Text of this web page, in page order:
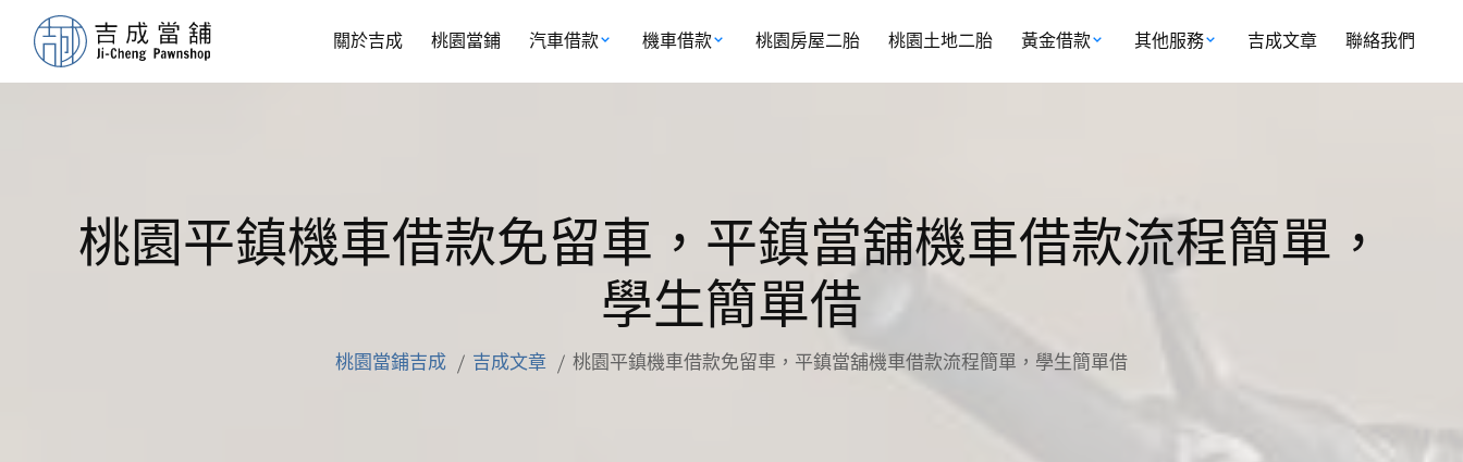
關於吉成 桃園當鋪 汽車借款 機車借款 桃園房屋二胎 桃園土地二胎 黃金借款 其他服務 吉成文章 聯絡我們
桃園平鎮機車借款免留車，平鎮當舖機車借款流程簡單，
學生簡單借
桃園當鋪吉成 吉成文章 桃園平鎮機車借款免留車，平鎮當舖機車借款流程簡單，學生簡單借